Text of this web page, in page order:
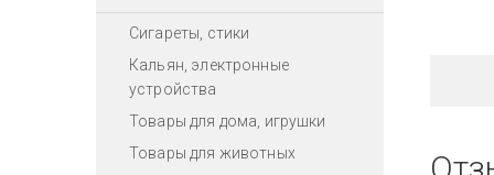
Сигареты, стики
Кальян, электронные
устройства
Товары для дома, игрушки
Товары для животных